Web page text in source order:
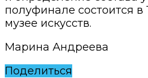
полуфинале состоится в
музее искусств.
Марина Андреева
Поделиться